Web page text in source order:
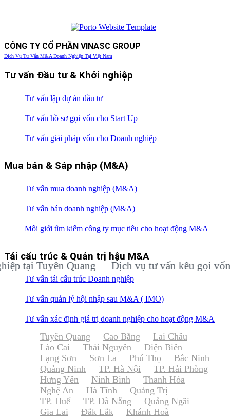
CÔNG TY CỔ PHẦN VINASC GROUP
Dịch Vụ Tư Vấn M&A Doanh Nghiệp Tại Việt Nam
Tư vấn Đầu tư & Khởi nghiệp
Tư vấn lập dự án đầu tư
Tư vấn hồ sơ gọi vốn cho Start Up
Tư vấn giải pháp vốn cho Doanh nghiệp
Mua bán & Sáp nhập (M&A)
Tư vấn mua doanh nghiệp (M&A)
Tư vấn bán doanh nghiệp (M&A)
Môi giới tìm kiếm công ty mục tiêu cho hoạt động M&A
Tái cấu trúc & Quản trị hậu M&A
Tư vấn tái cấu trúc Doanh nghiệp
Tư vấn quản lý hội nhập sau M&A ( IMO)
Tư vấn xác định giá trị doanh nghiệp cho hoạt động M&A
Tuyên Quang Dịch vụ tư vấn kêu gọi vốn đầu
Tuyên Quang Cao Bằng
Lai Châu
Lào Cai
Thái Nguyên
Điện Biên
Lạng Sơn
Sơn La Phú Thọ
Bắc Ninh
Quảng Ninh
TP. Hà Nội
TP. Hải Phòng
Hưng Yên
Ninh Bình
Thanh Hóa
Nghệ An
Hà Tĩnh
Quảng Trị
TP. Huế
TP. Đà Nẵng
Quảng Ngãi
Gia Lai
Đắk Lắk
Khánh Hoà